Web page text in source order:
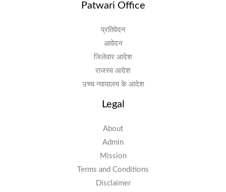
Patwari Office
प्रतिवेदन
आवेदन
जिलेवार आदेश
राजस्व आदेश
उच्च न्यायालय के आदेश
Legal
About
Admin
Mission
Terms and Conditions
Disclaimer